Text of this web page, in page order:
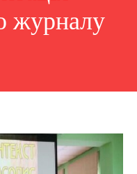
журналу